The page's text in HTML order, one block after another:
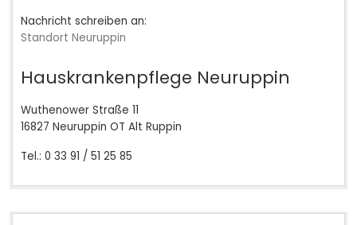
Nachricht schreiben an:
Standort Neuruppin
Hauskrankenpflege Neuruppin
Wuthenower Straße 11
16827 Neuruppin OT Alt Ruppin
Tel.: 0 33 91 / 51 25 85